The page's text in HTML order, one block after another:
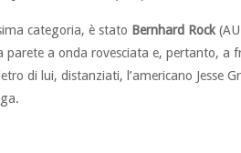
categoria, è stato Bernhard Rock
a onda rovesciata e, pertanto, a
di lui, distanziati, l’americano Jesse